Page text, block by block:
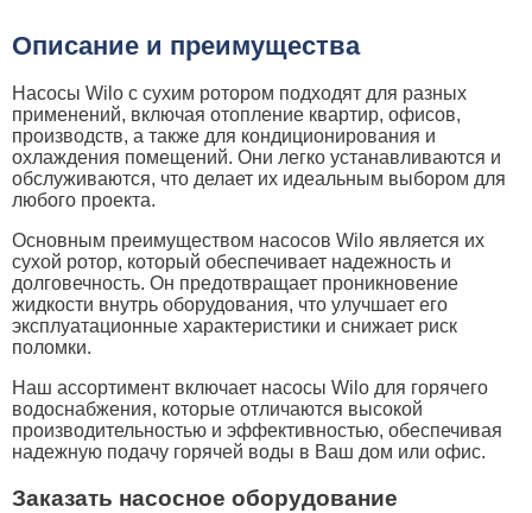
Описание и преимущества
Насосы Wilo с сухим ротором подходят для разных
применений, включая отопление квартир, офисов,
производств, а также для кондиционирования и
охлаждения помещений. Они легко устанавливаются и
обслуживаются, что делает их идеальным выбором для
любого проекта.
Основным преимуществом насосов Wilo является их
сухой ротор, который обеспечивает надежность и
долговечность. Он предотвращает проникновение
жидкости внутрь оборудования, что улучшает его
эксплуатационные характеристики и снижает риск
поломки.
Наш ассортимент включает насосы Wilo для горячего
водоснабжения, которые отличаются высокой
производительностью и эффективностью, обеспечивая
надежную подачу горячей воды в Ваш дом или офис.
Заказать насосное оборудование